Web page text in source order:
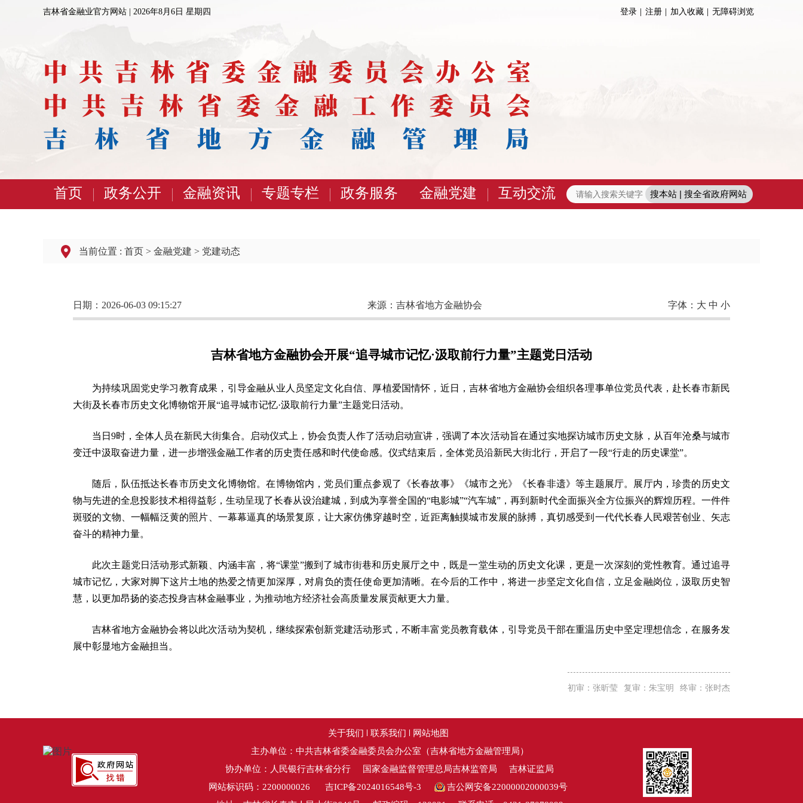
吉林省金融业官方网站 | 2026年8月6日 星期四 登录 注册 加入收藏 无障碍浏览
首页 政务公开 金融资讯 专题专栏 政务服务 金融党建 互动交流
当前位置 : 首页 > 金融党建 > 党建动态
日期：2026-06-03 09:15:27 来源： 吉林省地方金融协会 字体： 大 中 小
吉林省地方金融协会开展“追寻城市记忆·汲取前行力量”主题党日活动
为持续巩固党史学习教育成果，引导金融从业人员坚定文化自信、厚植爱国情怀，近日，吉林省地方金融协会组织各理事单位党员代表，赴长春市新民
大街及长春市历史文化博物馆开展“追寻城市记忆·汲取前行力量”主题党日活动。
当日9时，全体人员在新民大街集合。启动仪式上，协会负责人作了活动启动宣讲，强调了本次活动旨在通过实地探访城市历史文脉，从百年沧桑与城市
变迁中汲取奋进力量，进一步增强金融工作者的历史责任感和时代使命感。仪式结束后，全体党员沿新民大街北行，开启了一段“行走的历史课堂”。
随后，队伍抵达长春市历史文化博物馆。在博物馆内，党员们重点参观了《长春故事》《城市之光》《长春非遗》等主题展厅。展厅内，珍贵的历史文
物与先进的全息投影技术相得益彰，生动呈现了长春从设治建城，到成为享誉全国的“电影城”“汽车城”，再到新时代全面振兴全方位振兴的辉煌历程。一件件
斑驳的文物、一幅幅泛黄的照片、一幕幕逼真的场景复原，让大家仿佛穿越时空，近距离触摸城市发展的脉搏，真切感受到一代代长春人民艰苦创业、矢志
奋斗的精神力量。
此次主题党日活动形式新颖、内涵丰富，将“课堂”搬到了城市街巷和历史展厅之中，既是一堂生动的历史文化课，更是一次深刻的党性教育。通过追寻
城市记忆，大家对脚下这片土地的热爱之情更加深厚，对肩负的责任使命更加清晰。在今后的工作中，将进一步坚定文化自信，立足金融岗位，汲取历史智
慧，以更加昂扬的姿态投身吉林金融事业，为推动地方经济社会高质量发展贡献更大力量。
吉林省地方金融协会将以此次活动为契机，继续探索创新党建活动形式，不断丰富党员教育载体，引导党员干部在重温历史中坚定理想信念，在服务发
展中彰显地方金融担当。
初审：张昕莹 复审：朱宝明 终审：张时杰
关于我们 联系我们
网站地图
主办单位：中共吉林省委金融委员会办公室（吉林省地方金融管理局）
协办单位：人民银行吉林省分行
国家金融监督管理总局吉林监管局
吉林证监局
网站标识码：2200000026
吉ICP备2024016548号-3
吉公网安备22000002000039号